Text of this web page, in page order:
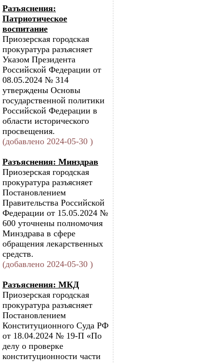
Разъяснения:
Патриотическое
воспитание
Приозерская городская
прокуратура разъясняет
Указом Президента
Российской Федерации от
08.05.2024 № 314
утверждены Основы
государственной политики
Российской Федерации в
области исторического
просвещения.
(добавлено 2024-05-30 )
Разъяснения: Минздрав
Приозерская городская
прокуратура разъясняет
Постановлением
Правительства Российской
Федерации от 15.05.2024 №
600 уточнены полномочия
Минздрава в сфере
обращения лекарственных
средств.
(добавлено 2024-05-30 )
Разъяснения: МКД
Приозерская городская
прокуратура разъясняет
Постановлением
Конституционного Суда РФ
от 18.04.2024 № 19-П «По
делу о проверке
конституционности части